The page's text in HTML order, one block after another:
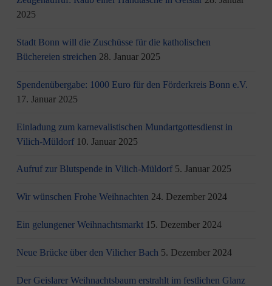
2025
Stadt Bonn will die Zuschüsse für die katholischen
Büchereien streichen 28. Januar 2025
Spendenübergabe: 1000 Euro für den Förderkreis Bonn e.V.
17. Januar 2025
Einladung zum karnevalistischen Mundartgottesdienst in
Vilich-Müldorf 10. Januar 2025
Aufruf zur Blutspende in Vilich-Müldorf 5. Januar 2025
Wir wünschen Frohe Weihnachten 24. Dezember 2024
Ein gelungener Weihnachtsmarkt 15. Dezember 2024
Neue Brücke über den Vilicher Bach 5. Dezember 2024
Der Geislarer Weihnachtsbaum erstrahlt im festlichen Glanz